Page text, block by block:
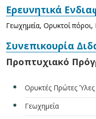
Ερευνητικά
Γεωχημεία, Ορυκτοί πόροι,
Συνεπικουρία
Προπτυχιακό
Ορυκτές Πρώτες Ύλες
Γεωχημεία